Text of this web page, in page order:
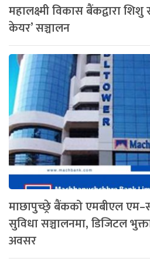
महालक्ष्मी विकास बैंकद्वारा शिशु
केयर’ सञ्चालन
माछापुच्छ्रे बैंकको एमबीएल
सुविधा सञ्चालनमा, डिजिटल
अवसर